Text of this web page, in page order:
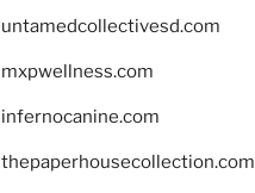
untamedcollectivesd.com
mxpwellness.com
infernocanine.com
thepaperhousecollection.com